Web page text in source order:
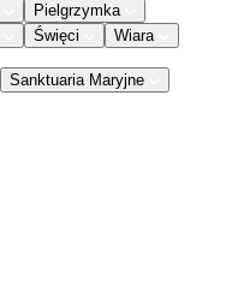
Pielgrzymka
Święci Wiara
Sanktuaria Maryjne